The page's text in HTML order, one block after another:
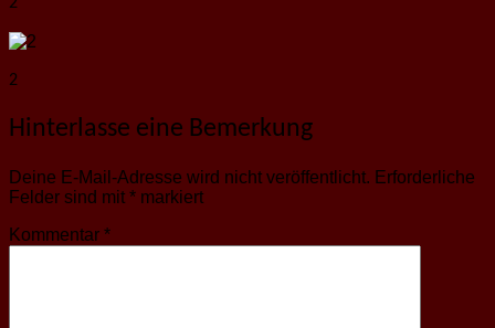
2
2
Hinterlasse eine Bemerkung
Deine E-Mail-Adresse wird nicht veröffentlicht. Erforderliche
Felder sind mit * markiert
Kommentar *